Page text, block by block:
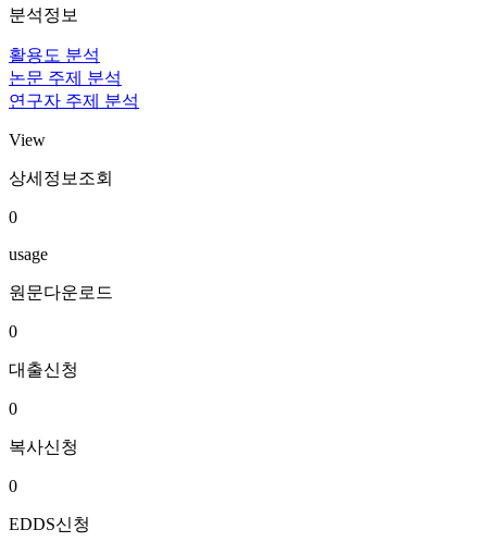
분석정보
활용도 분석
논문 주제 분석
연구자 주제 분석
View
상세정보조회
0
usage
원문다운로드
0
대출신청
0
복사신청
0
EDDS신청